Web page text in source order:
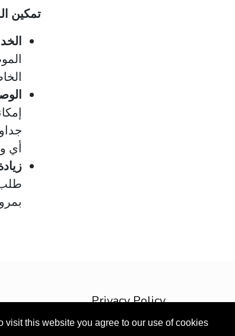
this website you agree to our use of cookies..
تمكين
أي
طلب
KSA
Privacy Policy
الْعَرَبيّة